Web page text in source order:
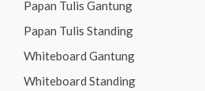
Papan Tulis Gantung
Papan Tulis Standing
Whiteboard Gantung
Whiteboard Standing